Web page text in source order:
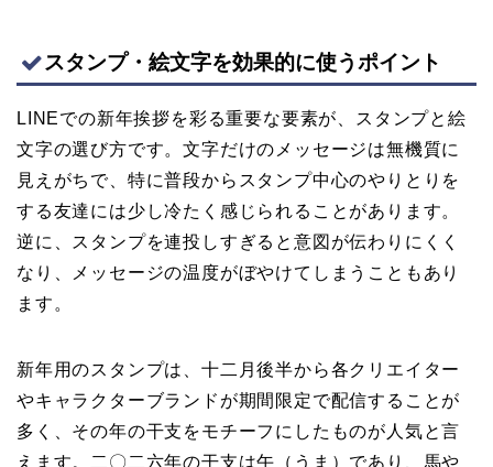
スタンプ・絵文字を効果的に使うポイント
LINEでの新年挨拶を彩る重要な要素が、スタンプと絵
文字の選び方です。文字だけのメッセージは無機質に
見えがちで、特に普段からスタンプ中心のやりとりを
する友達には少し冷たく感じられることがあります。
逆に、スタンプを連投しすぎると意図が伝わりにくく
なり、メッセージの温度がぼやけてしまうこともあり
ます。
新年用のスタンプは、十二月後半から各クリエイター
やキャラクターブランドが期間限定で配信することが
多く、その年の干支をモチーフにしたものが人気と言
えます。二〇二六年の干支は午（うま）であり、馬や